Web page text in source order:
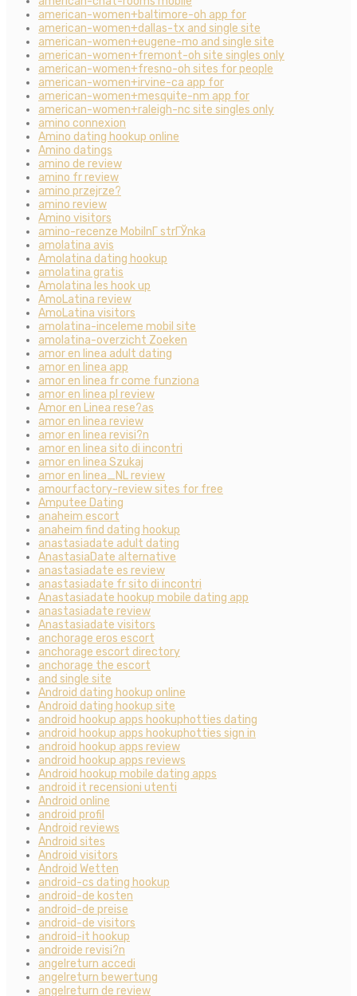
american-women+baltimore-oh app for
american-women+dallas-tx and single site
american-women+eugene-mo and single site
american-women+fremont-oh site singles only
american-women+fresno-oh sites for people
american-women+irvine-ca app for
american-women+mesquite-nm app for
american-women+raleigh-nc site singles only
amino connexion
Amino dating hookup online
Amino datings
amino de review
amino fr review
amino przejrze?
amino review
Amino visitors
amino-recenze MobilnГ­ strГЎnka
amolatina avis
Amolatina dating hookup
amolatina gratis
Amolatina les hook up
AmoLatina review
AmoLatina visitors
amolatina-inceleme mobil site
amolatina-overzicht Zoeken
amor en linea adult dating
amor en linea app
amor en linea fr come funziona
amor en linea pl review
Amor en Linea rese?as
amor en linea review
amor en linea revisi?n
amor en linea sito di incontri
amor en linea Szukaj
amor en linea_NL review
amourfactory-review sites for free
Amputee Dating
anaheim escort
anaheim find dating hookup
anastasiadate adult dating
AnastasiaDate alternative
anastasiadate es review
anastasiadate fr sito di incontri
Anastasiadate hookup mobile dating app
anastasiadate review
Anastasiadate visitors
anchorage eros escort
anchorage escort directory
anchorage the escort
and single site
Android dating hookup online
Android dating hookup site
android hookup apps hookuphotties dating
android hookup apps hookuphotties sign in
android hookup apps review
android hookup apps reviews
Android hookup mobile dating apps
android it recensioni utenti
Android online
android profil
Android reviews
Android sites
Android visitors
Android Wetten
android-cs dating hookup
android-de kosten
android-de preise
android-de visitors
android-it hookup
androide revisi?n
angelreturn accedi
angelreturn bewertung
angelreturn de review